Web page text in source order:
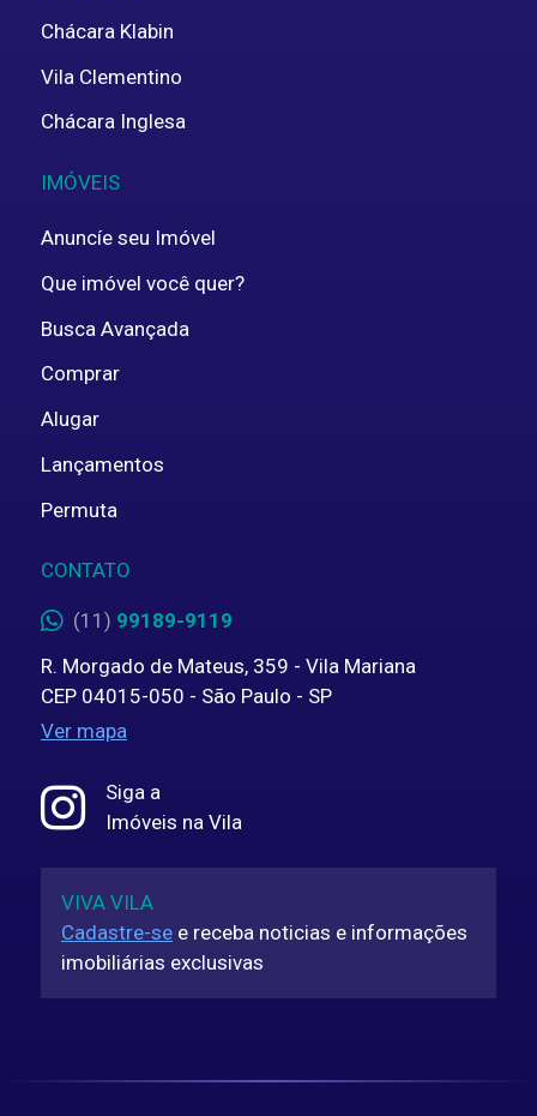
Chácara Klabin
Vila Clementino
Chácara Inglesa
IMÓVEIS
Anuncíe seu Imóvel
Que imóvel você quer?
Busca Avançada
Comprar
Alugar
Lançamentos
Permuta
CONTATO
(11) 99189-9119
R. Morgado de Mateus, 359 - Vila Mariana
CEP 04015-050 - São Paulo - SP
Ver mapa
Siga a
Imóveis na Vila
VIVA VILA
Cadastre-se e receba noticias e informações
imobiliárias exclusivas